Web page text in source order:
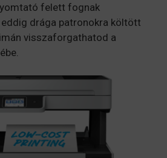
felett fognak
drága patronokra költött
visszaforgathatod a